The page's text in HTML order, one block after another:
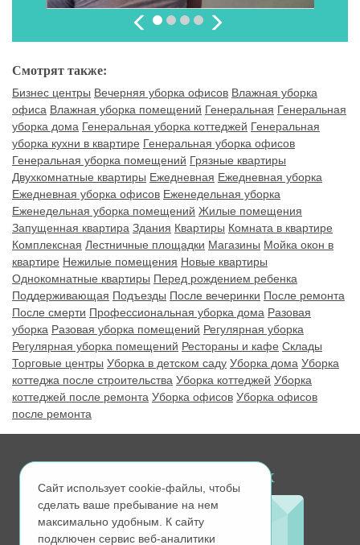
Смотрят также:
Бизнес центры Вечерняя уборка офисов Влажная уборка
офиса Влажная уборка помещений Генеральная Генеральная
уборка дома Генеральная уборка коттеджей Генеральная
уборка кухни в квартире Генеральная уборка офисов
Генеральная уборка помещений Грязные квартиры
Двухкомнатные квартиры Ежедневная Ежедневная уборка
Ежедневная уборка офисов Еженедельная уборка
Еженедельная уборка помещений Жилые помещения
Запущенная квартира Здания Квартиры Комната в квартире
Комплексная Лестничные площадки Магазины Мойка окон в
квартире Нежилые помещения Новые квартиры
Однокомнатные квартиры Перед рождением ребенка
Поддерживающая Подъезды После вечеринки После ремонта
После смерти Профессиональная уборка дома Разовая
уборка Разовая уборка помещений Регулярная уборка
Регулярная уборка помещений Рестораны и кафе Склады
Торговые центры Уборка в детском саду Уборка дома Уборка
коттеджа после строительства Уборка коттеджей Уборка
коттеджей после ремонта Уборка офисов Уборка офисов
после ремонта
Ищите нас в соц. сетях
Сайт использует cookie-файлы, чтобы
сделать ваше пребывание на нем
максимально удобным. К cайту
подключен сервис веб-аналитики